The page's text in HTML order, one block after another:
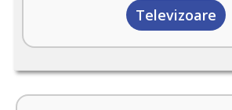
Televizoare